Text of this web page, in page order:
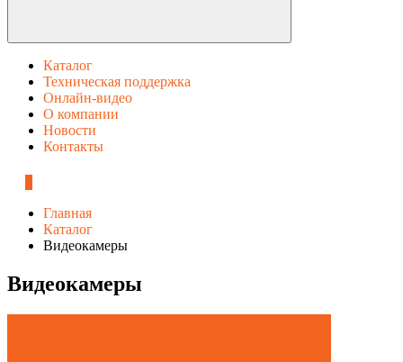
Каталог
Техническая поддержка
Онлайн-видео
О компании
Новости
Контакты
Главная
Каталог
Видеокамеры
Видеокамеры